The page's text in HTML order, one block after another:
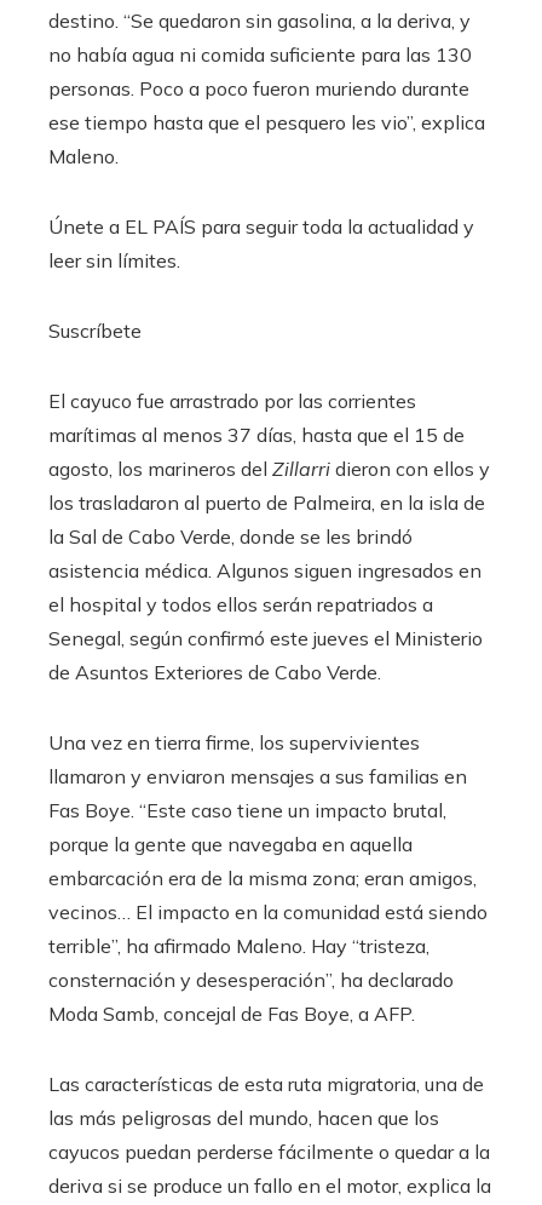
destino. “Se quedaron sin gasolina, a la deriva, y
no había agua ni comida suficiente para las 130
personas. Poco a poco fueron muriendo durante
ese tiempo hasta que el pesquero les vio”, explica
Maleno.
Únete a EL PAÍS para seguir toda la actualidad y
leer sin límites.
Suscríbete
El cayuco fue arrastrado por las corrientes
marítimas al menos 37 días, hasta que el 15 de
agosto, los marineros del Zillarri dieron con ellos y
los trasladaron al puerto de Palmeira, en la isla de
la Sal de Cabo Verde, donde se les brindó
asistencia médica. Algunos siguen ingresados en
el hospital y todos ellos serán repatriados a
Senegal, según confirmó este jueves el Ministerio
de Asuntos Exteriores de Cabo Verde.
Una vez en tierra firme, los supervivientes
llamaron y enviaron mensajes a sus familias en
Fas Boye. “Este caso tiene un impacto brutal,
porque la gente que navegaba en aquella
embarcación era de la misma zona; eran amigos,
vecinos… El impacto en la comunidad está siendo
terrible”, ha afirmado Maleno. Hay “tristeza,
consternación y desesperación”, ha declarado
Moda Samb, concejal de Fas Boye, a AFP.
Las características de esta ruta migratoria, una de
las más peligrosas del mundo, hacen que los
cayucos puedan perderse fácilmente o quedar a la
deriva si se produce un fallo en el motor, explica la